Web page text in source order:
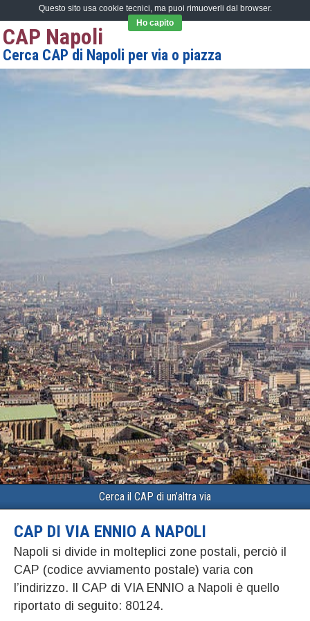
CAP Napoli
Cerca CAP di Napoli per via o piazza
Cerca il CAP di un’altra via
CAP DI VIA ENNIO A NAPOLI
Napoli si divide in molteplici zone postali, perciò il
CAP (codice avviamento postale) varia con
l’indirizzo. Il CAP di VIA ENNIO a Napoli è quello
riportato di seguito: 80124.
Questo sito usa cookie tecnici, ma puoi rimuoverli dal browser.
Ho capito